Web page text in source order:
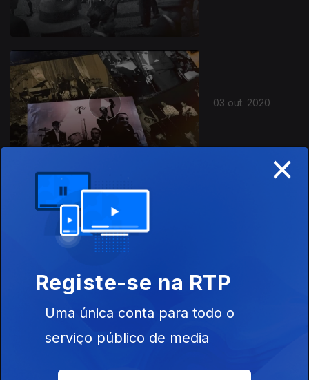
03 out. 2020
×
Registe-se na RTP
Uma única conta para todo o
serviço público de media